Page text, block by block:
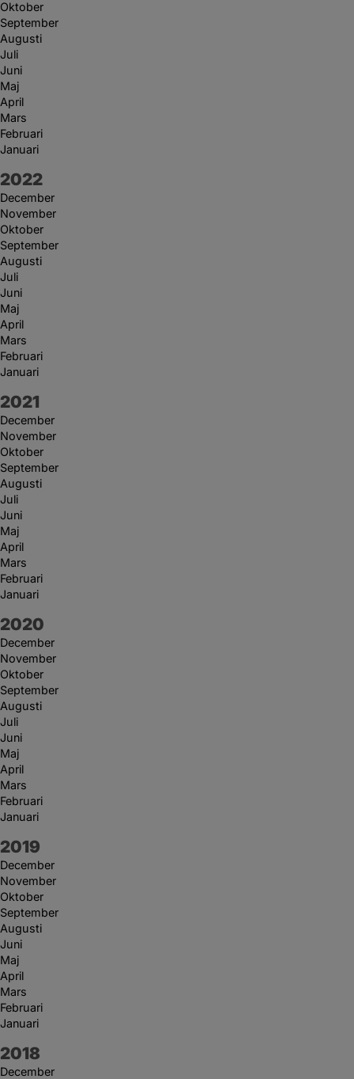
Oktober
September
Augusti
Juli
Juni
Maj
April
Mars
Februari
Januari
År:
2022
December
November
Oktober
September
Augusti
Juli
Juni
Maj
April
Mars
Februari
Januari
År:
2021
December
November
Oktober
September
Augusti
Juli
Juni
Maj
April
Mars
Februari
Januari
År:
2020
December
November
Oktober
September
Augusti
Juli
Juni
Maj
April
Mars
Februari
Januari
År:
2019
December
November
Oktober
September
Augusti
Juni
Maj
April
Mars
Februari
Januari
År:
2018
December